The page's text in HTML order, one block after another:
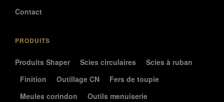
Contact
PRODUITS
Produits Shaper Scies circulaires
Scies à ruban
Finition
Outillage CN
Fers de toupie
Meules corindon
Outils menuiserie